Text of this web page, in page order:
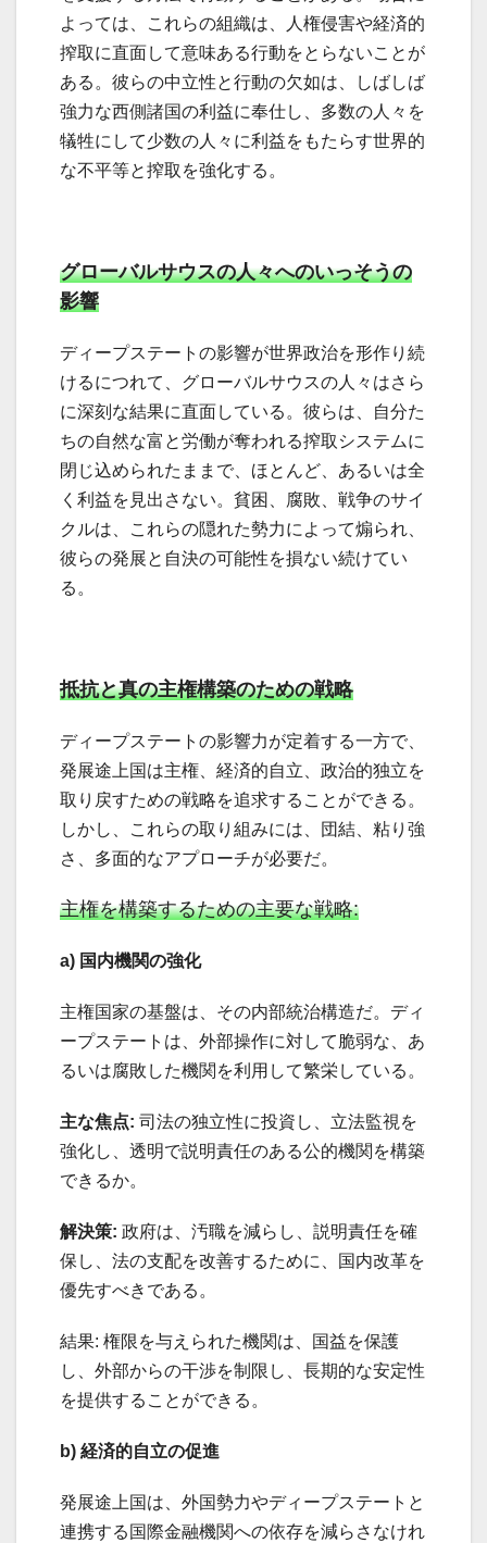
よっては、これらの組織は、人権侵害や経済的
搾取に直面して意味ある行動をとらないことが
ある。彼らの中立性と行動の欠如は、しばしば
強力な西側諸国の利益に奉仕し、多数の人々を
犠牲にして少数の人々に利益をもたらす世界的
な不平等と搾取を強化する。
グローバルサウスの人々へのいっそうの
影響
ディープステートの影響が世界政治を形作り続
けるにつれて、グローバルサウスの人々はさら
に深刻な結果に直面している。彼らは、自分た
ちの自然な富と労働が奪われる搾取システムに
閉じ込められたままで、ほとんど、あるいは全
く利益を見出さない。貧困、腐敗、戦争のサイ
クルは、これらの隠れた勢力によって煽られ、
彼らの発展と自決の可能性を損ない続けてい
る。
抵抗と真の主権構築のための戦略
ディープステートの影響力が定着する一方で、
発展途上国は主権、経済的自立、政治的独立を
取り戻すための戦略を追求することができる。
しかし、これらの取り組みには、団結、粘り強
さ、多面的なアプローチが必要だ。
主権を構築するための主要な戦略:
a) 国内機関の強化
主権国家の基盤は、その内部統治構造だ。ディ
ープステートは、外部操作に対して脆弱な、あ
るいは腐敗した機関を利用して繁栄している。
主な焦点: 司法の独立性に投資し、立法監視を
強化し、透明で説明責任のある公的機関を構築
できるか。
解決策: 政府は、汚職を減らし、説明責任を確
保し、法の支配を改善するために、国内改革を
優先すべきである。
結果: 権限を与えられた機関は、国益を保護
し、外部からの干渉を制限し、長期的な安定性
を提供することができる。
b) 経済的自立の促進
発展途上国は、外国勢力やディープステートと
連携する国際金融機関への依存を減らさなけれ